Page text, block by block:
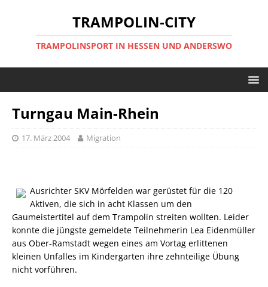
TRAMPOLIN-CITY
TRAMPOLINSPORT IN HESSEN UND ANDERSWO
Turngau Main-Rhein
17. März 2004 Migration
Ausrichter SKV Mörfelden war gerüstet für die 120
Aktiven, die sich in acht Klassen um den
Gaumeistertitel auf dem Trampolin streiten wollten. Leider
konnte die jüngste gemeldete Teilnehmerin Lea Eidenmüller
aus Ober-Ramstadt wegen eines am Vortag erlittenen
kleinen Unfalles im Kindergarten ihre zehnteilige Übung
nicht vorführen.